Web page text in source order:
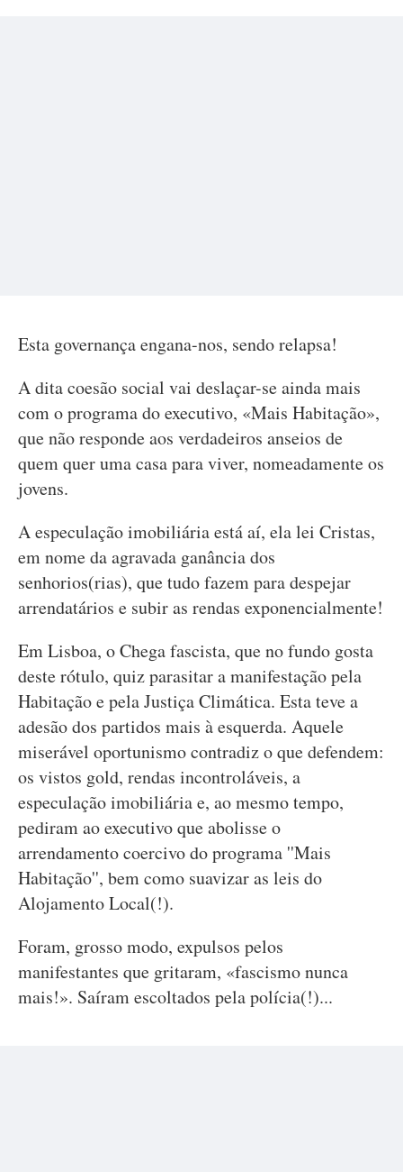
Esta governança engana-nos, sendo relapsa!
A dita coesão social vai deslaçar-se ainda mais
com o programa do executivo, «Mais Habitação»,
que não responde aos verdadeiros anseios de
quem quer uma casa para viver, nomeadamente os
jovens.
A especulação imobiliária está aí, ela lei Cristas,
em nome da agravada ganância dos
senhorios(rias), que tudo fazem para despejar
arrendatários e subir as rendas exponencialmente!
Em Lisboa, o Chega fascista, que no fundo gosta
deste rótulo, quiz parasitar a manifestação pela
Habitação e pela Justiça Climática. Esta teve a
adesão dos partidos mais à esquerda. Aquele
miserável oportunismo contradiz o que defendem:
os vistos gold, rendas incontroláveis, a
especulação imobiliária e, ao mesmo tempo,
pediram ao executivo que abolisse o
arrendamento coercivo do programa ''Mais
Habitação'', bem como suavizar as leis do
Alojamento Local(!).
Foram, grosso modo, expulsos pelos
manifestantes que gritaram, «fascismo nunca
mais!». Saíram escoltados pela polícia(!)...